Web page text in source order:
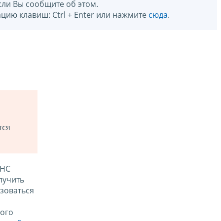
Вы сообщите об этом.
клавиш: Ctrl + Enter или нажмите сюда.